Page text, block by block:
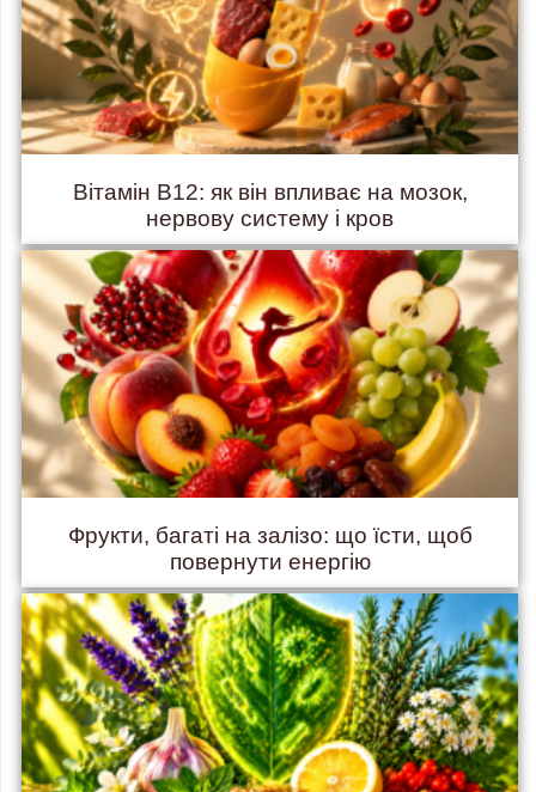
Вітамін B12: як він впливає на мозок,
нервову систему і кров
Фрукти, багаті на залізо: що їсти, щоб
повернути енергію